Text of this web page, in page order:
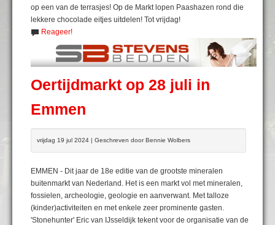
op een van de terrasjes! Op de Markt lopen Paashazen rond die
lekkere chocolade eitjes uitdelen! Tot vrijdag!
Reageer!
Oertijdmarkt op 28 juli in
Emmen
vrijdag 19 jul 2024 | Geschreven door Bennie Wolbers
EMMEN - Dit jaar de 18e editie van de grootste mineralen
buitenmarkt van Nederland. Het is een markt vol met mineralen,
fossielen, archeologie, geologie en aanverwant. Met talloze
(kinder)activiteiten en met enkele zeer prominente gasten.
'Stonehunter' Eric van IJsseldijk tekent voor de organisatie van de